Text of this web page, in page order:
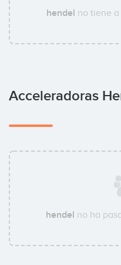
hendel no tiene
Acceleradoras
hendel no ha